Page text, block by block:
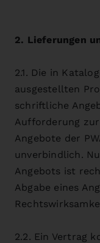
2. Lieferungen
2.1. Die in
ausgestellten
schriftliche
Aufforderung
Angebote der
unverbindlich.
Angebots ist
Abgabe eines
2.2. Ein Vertrag